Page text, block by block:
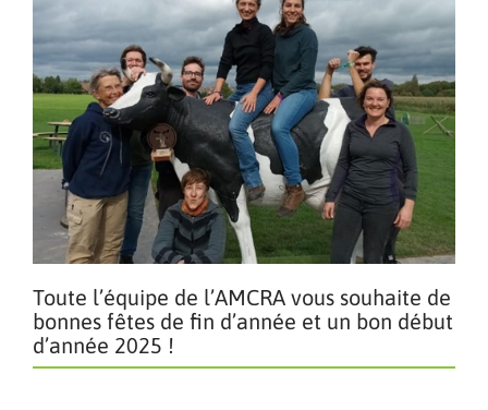
Toute l’équipe de l’AMCRA vous souhaite de
bonnes fêtes de fin d’année et un bon début
d’année 2025 !